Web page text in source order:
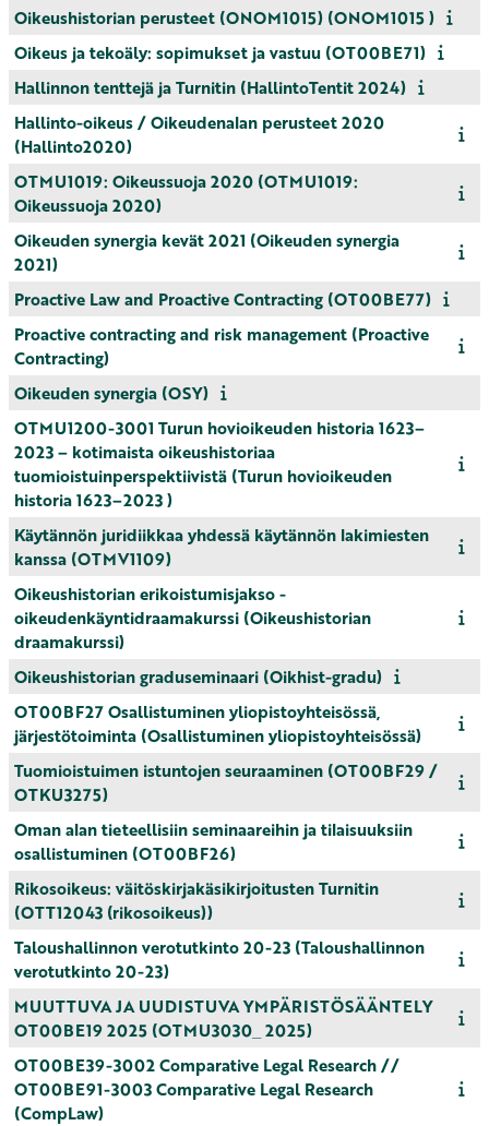
Oikeushistorian perusteet (ONOM1015) (ONOM1015 )
Oikeus ja tekoäly: sopimukset ja vastuu (OT00BE71)
Hallinnon tenttejä ja Turnitin (HallintoTentit 2024)
Hallinto-oikeus / Oikeudenalan perusteet 2020
(Hallinto2020)
OTMU1019: Oikeussuoja 2020 (OTMU1019:
Oikeussuoja 2020)
Oikeuden synergia kevät 2021 (Oikeuden synergia
2021)
Proactive Law and Proactive Contracting (OT00BE77)
Proactive contracting and risk management (Proactive
Contracting)
Oikeuden synergia (OSY)
OTMU1200-3001 Turun hovioikeuden historia 1623–
2023 – kotimaista oikeushistoriaa
tuomioistuinperspektiivistä (Turun hovioikeuden
historia 1623–2023 )
Käytännön juridiikkaa yhdessä käytännön lakimiesten
kanssa (OTMV1109)
Oikeushistorian erikoistumisjakso -
oikeudenkäyntidraamakurssi (Oikeushistorian
draamakurssi)
Oikeushistorian graduseminaari (Oikhist-gradu)
OT00BF27 Osallistuminen yliopistoyhteisössä,
järjestötoiminta (Osallistuminen yliopistoyhteisössä)
Tuomioistuimen istuntojen seuraaminen (OT00BF29 /
OTKU3275)
Oman alan tieteellisiin seminaareihin ja tilaisuuksiin
osallistuminen (OT00BF26)
Rikosoikeus: väitöskirjakäsikirjoitusten Turnitin
(OTT12043 (rikosoikeus))
Taloushallinnon verotutkinto 20-23 (Taloushallinnon
verotutkinto 20-23)
MUUTTUVA JA UUDISTUVA YMPÄRISTÖSÄÄNTELY
OT00BE19 2025 (OTMU3030_ 2025)
OT00BE39-3002 Comparative Legal Research //
OT00BE91-3003 Comparative Legal Research
(CompLaw)